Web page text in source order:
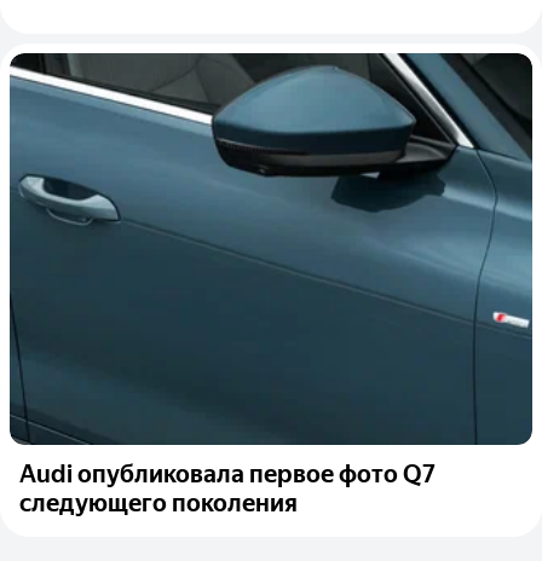
Audi опубликовала первое фото Q7
следующего поколения